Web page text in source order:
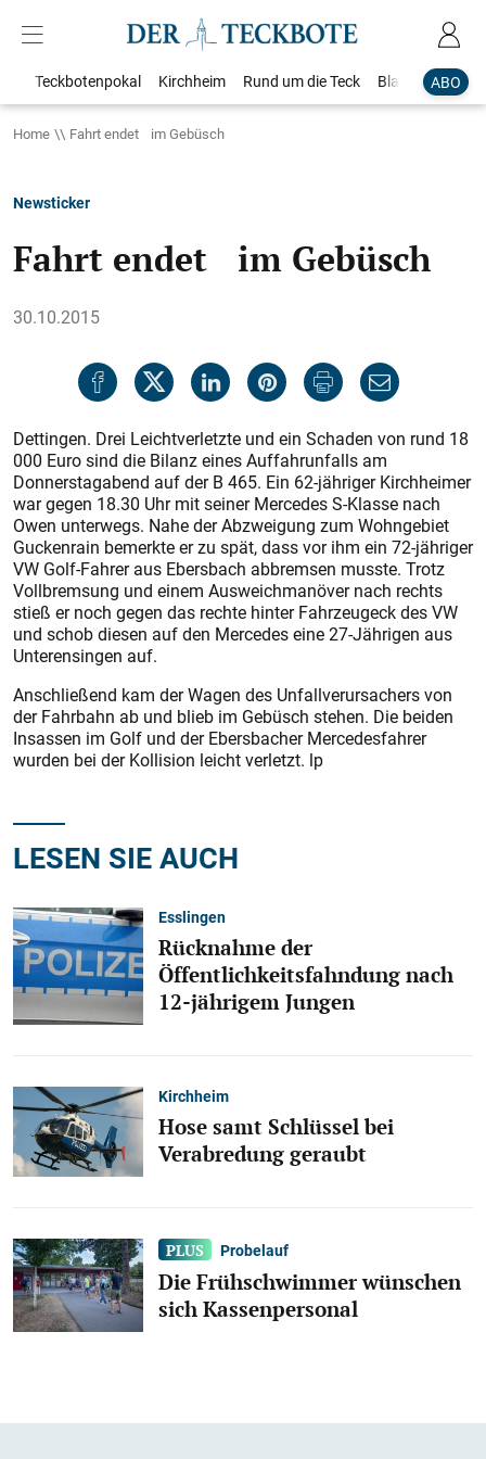
ABO
Teckbotenpokal Kirchheim Rund um die Teck Blaulicht
Home Fahrt endet im Gebüsch
Newsticker
Fahrt endet im Gebüsch
30.10.2015
Dettingen. Drei Leichtverletzte und ein Schaden von rund 18
000 Euro sind die Bilanz eines Auffahrunfalls am
Donnerstagabend auf der B 465. Ein 62-jähriger Kirchheimer
war gegen 18.30 Uhr mit seiner Mercedes S-Klasse nach
Owen unterwegs. Nahe der Abzweigung zum Wohngebiet
Guckenrain bemerkte er zu spät, dass vor ihm ein 72-jähriger
VW Golf-Fahrer aus Ebersbach abbremsen musste. Trotz
Vollbremsung und einem Ausweichmanöver nach rechts
stieß er noch gegen das rechte hinter Fahrzeugeck des VW
und schob diesen auf den Mercedes eine 27-Jährigen aus
Unterensingen auf.
Anschließend kam der Wagen des Unfallverursachers von
der Fahrbahn ab und blieb im Gebüsch stehen. Die beiden
Insassen im Golf und der Ebersbacher Mercedesfahrer
wurden bei der Kollision leicht verletzt. lp
LESEN SIE AUCH
Esslingen
Rücknahme der
Öffentlichkeitsfahndung nach
12-jährigem Jungen
Kirchheim
Hose samt Schlüssel bei
Verabredung geraubt
Probelauf
Die Frühschwimmer wünschen
sich Kassenpersonal